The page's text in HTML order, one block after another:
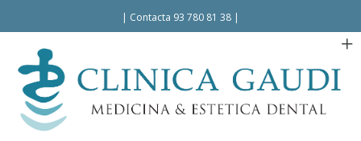
| Contacta 93 780 81 38 |